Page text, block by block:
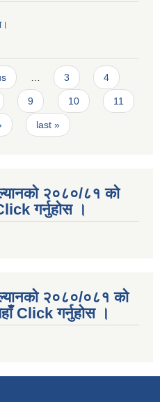
… 3 4
9 10 11
last »
२०८०/८१ को
गर्नुहोस ।
२०८०/०८१ को
Click गर्नुहोस ।